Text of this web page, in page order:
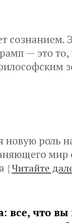
сознанием.
— это
новую роль
{Читайте
что вы